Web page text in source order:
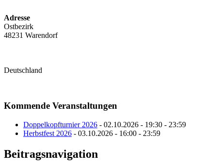
Adresse
Ostbezirk
48231 Warendorf
Deutschland
Kommende Veranstaltungen
Doppelkopfturnier 2026 - 02.10.2026 - 19:30 - 23:59
Herbstfest 2026 - 03.10.2026 - 16:00 - 23:59
Beitragsnavigation